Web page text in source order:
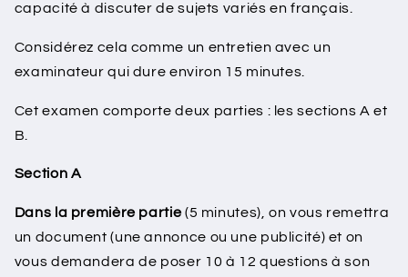
capacité à discuter de sujets variés en français.
Considérez cela comme un entretien avec un
examinateur qui dure environ 15 minutes.
Cet examen comporte deux parties : les sections A et
B.
Section A
Dans la première partie(5 minutes), on vous remettra
un document (une annonce ou une publicité) et on
vous demandera de poser 10 à 12 questions à son